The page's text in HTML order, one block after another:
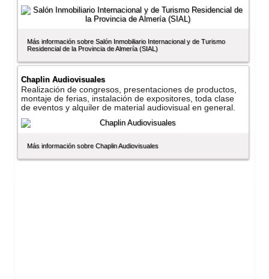
Más información sobre Salón Inmobiliario Internacional y de Turismo
Residencial de la Provincia de Almerí­a (SIAL)
Chaplin Audiovisuales
Realización de congresos, presentaciones de productos,
montaje de ferias, instalación de expositores, toda clase
de eventos y alquiler de material audiovisual en general.
Más información sobre Chaplin Audiovisuales